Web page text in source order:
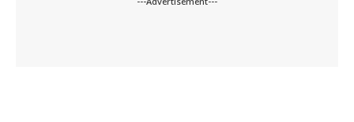
---Advertisement---